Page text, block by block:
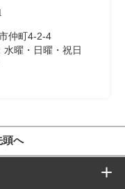
仲町4-2-4
曜・日曜・祝日
頭へ